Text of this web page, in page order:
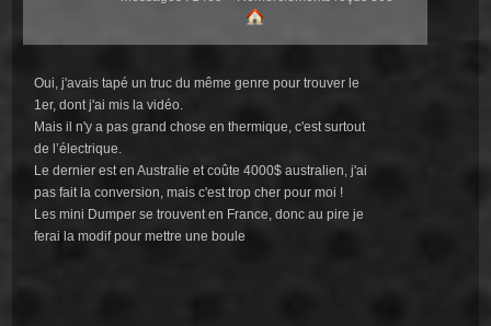
Oui, j'avais tapé un truc du même genre pour trouver le
1er, dont j'ai mis la vidéo.
Mais il n'y a pas grand chose en thermique, c'est surtout
de l’électrique.
Le dernier est en Australie et coûte 4000$ australien, j'ai
pas fait la conversion, mais c'est trop cher pour moi !
Les mini Dumper se trouvent en France, donc au pire je
ferai la modif pour mettre une boule